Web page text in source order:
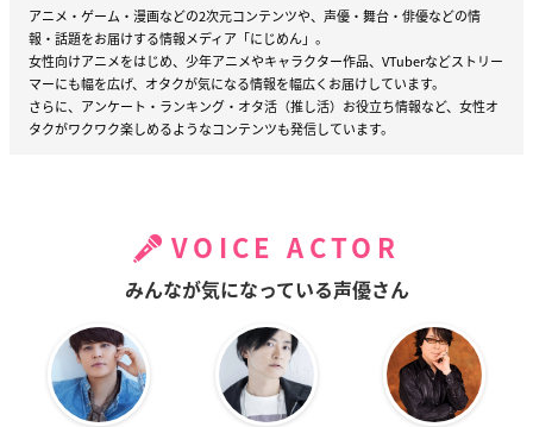
アニメ・ゲーム・漫画などの2次元コンテンツや、声優・舞台・俳優などの情
報・話題をお届けする情報メディア「にじめん」。
女性向けアニメをはじめ、少年アニメやキャラクター作品、VTuberなどストリー
マーにも幅を広げ、オタクが気になる情報を幅広くお届けしています。
さらに、アンケート・ランキング・オタ活（推し活）お役立ち情報など、女性オ
タクがワクワク楽しめるようなコンテンツも発信しています。
VOICE ACTOR
みんなが気になっている声優さん